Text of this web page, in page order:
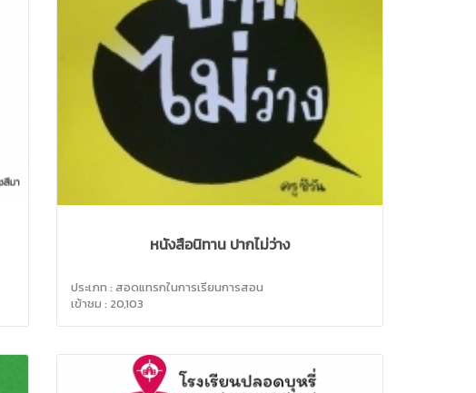
หนังสือนิทาน ปากไม่ว่าง
ประเภท : สอดแทรกในการเรียนการสอน
เข้าชม : 20,103